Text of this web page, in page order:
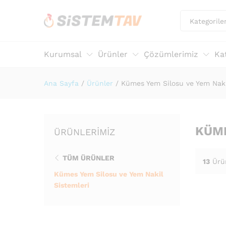
Kurumsal Ürünler Çözümlerimiz
Ana Sayfa / Ürünler / Kümes Yem Silosu ve Yem
13
ÜRÜNLERIMIZ
TÜM ÜRÜNLER
Kümes Yem Silosu ve Yem Nakil
Sistemleri